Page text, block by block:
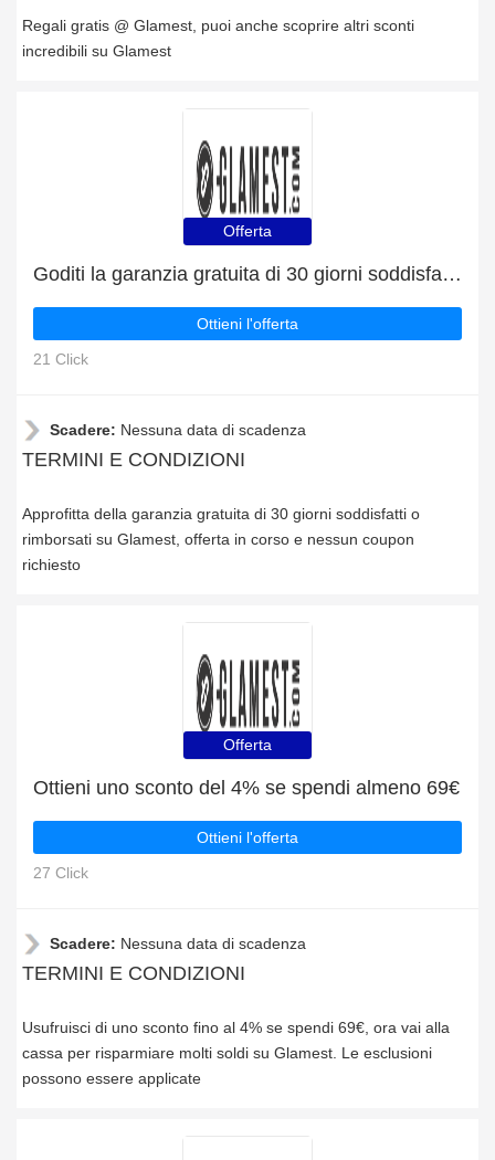
Regali gratis @ Glamest, puoi anche scoprire altri sconti
incredibili su Glamest
Offerta
Goditi la garanzia gratuita di 30 giorni soddisfatti o rimborsati
Ottieni l'offerta
21 Click
Scadere: Nessuna data di scadenza
TERMINI E CONDIZIONI
Approfitta della garanzia gratuita di 30 giorni soddisfatti o
rimborsati su Glamest, offerta in corso e nessun coupon
richiesto
Offerta
Ottieni uno sconto del 4% se spendi almeno 69€
Ottieni l'offerta
27 Click
Scadere: Nessuna data di scadenza
TERMINI E CONDIZIONI
Usufruisci di uno sconto fino al 4% se spendi 69€, ora vai alla
cassa per risparmiare molti soldi su Glamest. Le esclusioni
possono essere applicate